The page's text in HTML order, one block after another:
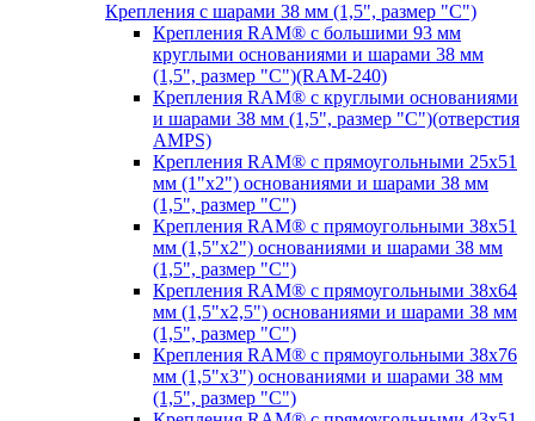
Крепления с шарами 38 мм (1,5", размер "C")
Крепления RAM® с большими 93 мм
круглыми основаниями и шарами 38 мм
(1,5", размер "C")(RAM-240)
Крепления RAM® с круглыми основаниями
и шарами 38 мм (1,5", размер "C")(отверстия
AMPS)
Крепления RAM® с прямоугольными 25х51
мм (1"х2") основаниями и шарами 38 мм
(1,5", размер "C")
Крепления RAM® с прямоугольными 38х51
мм (1,5"х2") основаниями и шарами 38 мм
(1,5", размер "C")
Крепления RAM® с прямоугольными 38х64
мм (1,5"х2,5") основаниями и шарами 38 мм
(1,5", размер "C")
Крепления RAM® с прямоугольными 38х76
мм (1,5"х3") основаниями и шарами 38 мм
(1,5", размер "C")